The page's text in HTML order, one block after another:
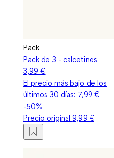
Pack
Pack de 3 - calcetines
3,99 €
El precio más bajo de los
últimos 30 días: 7,99 €
-50%
Precio original9,99 €